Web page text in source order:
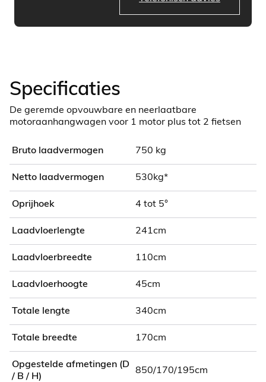
Specificaties
De geremde opvouwbare en neerlaatbare
motoraanhangwagen voor 1 motor plus tot 2 fietsen
Bruto laadvermogen 750 kg
Netto laadvermogen 530kg*
Oprijhoek 4 tot 5°
Laadvloerlengte 241cm
Laadvloerbreedte 110cm
Laadvloerhoogte 45cm
Totale lengte 340cm
Totale breedte 170cm
Opgestelde afmetingen (D
/ B / H)
850/170/195cm